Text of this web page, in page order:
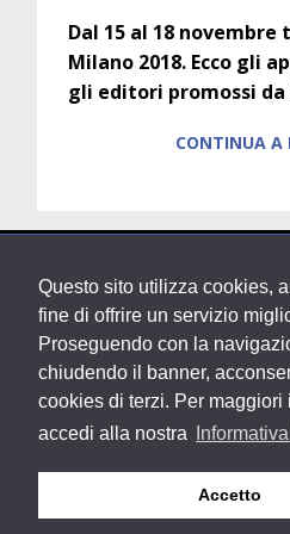
Questo sito utilizza cookies,
fine di offrire un servizio
Proseguendo con la
chiudendo il banner,
cookies di terzi. Per maggiori
accedi alla nostra
Accetto
Dal 15 al 18
Milano 2018. Ecco gli
gli editori promossi da
CONTINUA A
Copyright PDE srl società del